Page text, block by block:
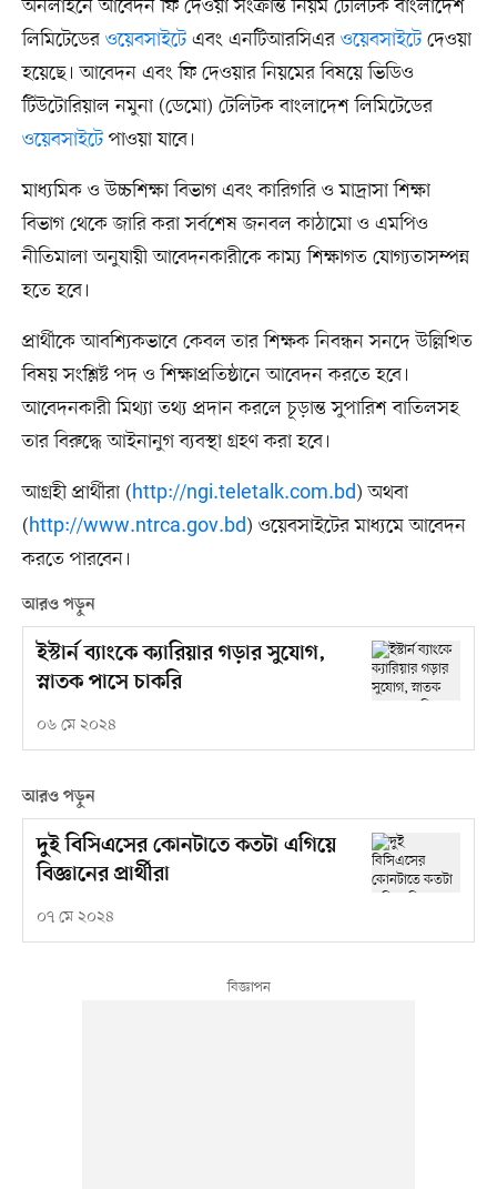
অনলাইনে আবেদন ফি দেওয়া সংক্রান্ত নিয়ম টেলিটক বাংলাদেশ
লিমিটেডের ওয়েবসাইটে এবং এনটিআরসিএর ওয়েবসাইটেদেওয়া
হয়েছে। আবেদন এবং ফি দেওয়ার নিয়মের বিষয়ে ভিডিও
টিউটোরিয়াল নমুনা (ডেমো) টেলিটক বাংলাদেশ লিমিটেডের
ওয়েবসাইটে পাওয়া যাবে।
মাধ্যমিক ও উচ্চশিক্ষা বিভাগ এবং কারিগরি ও মাদ্রাসা শিক্ষা
বিভাগ থেকে জারি করা সর্বশেষ জনবল কাঠামো ও এমপিও
নীতিমালা অনুযায়ী আবেদনকারীকে কাম্য শিক্ষাগত যোগ্যতাসম্পন্ন
হতে হবে।
প্রার্থীকে আবশ্যিকভাবে কেবল তার শিক্ষক নিবন্ধন সনদে উল্লিখিত
বিষয় সংশ্লিষ্ট পদ ও শিক্ষাপ্রতিষ্ঠানে আবেদন করতে হবে।
আবেদনকারী মিথ্যা তথ্য প্রদান করলে চূড়ান্ত সুপারিশ বাতিলসহ
তার বিরুদ্ধে আইনানুগ ব্যবস্থা গ্রহণ করা হবে।
আগ্রহী প্রার্থীরা (http://ngi.teletalk.com.bd) অথবা
(http://www.ntrca.gov.bd) ওয়েবসাইটের মাধ্যমে আবেদন
করতে পারবেন।
আরও পড়ুন
ইস্টার্ন ব্যাংকে ক্যারিয়ার গড়ার সুযোগ,
স্নাতক পাসে চাকরি
০৬ মে ২০২৪
আরও পড়ুন
দুই বিসিএসের কোনটাতে কতটা এগিয়ে
বিজ্ঞানের প্রার্থীরা
০৭ মে ২০২৪